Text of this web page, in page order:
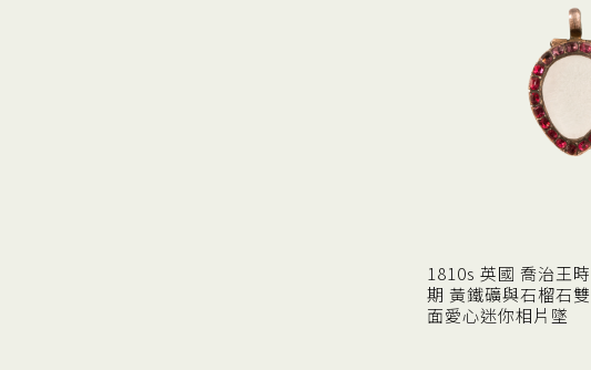
1810s 英國 喬治王時
期 黃鐵礦與石榴石雙
面愛心迷你相片墜